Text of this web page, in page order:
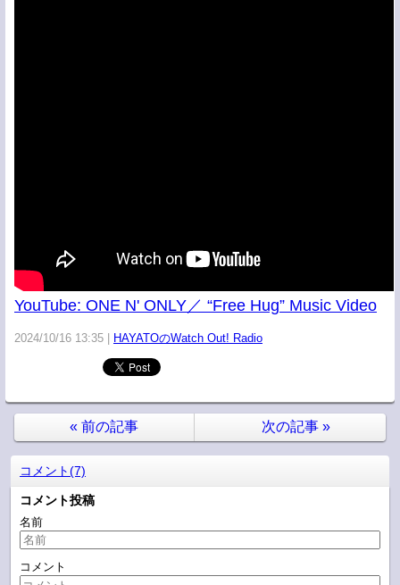
YouTube: ONE N' ONLY／ “Free Hug” Music Video
2024/10/16 13:35 HAYATOのWatch Out! Radio
« 前の記事 次の記事 »
コメント(7)
コメント投稿
名前
コメント